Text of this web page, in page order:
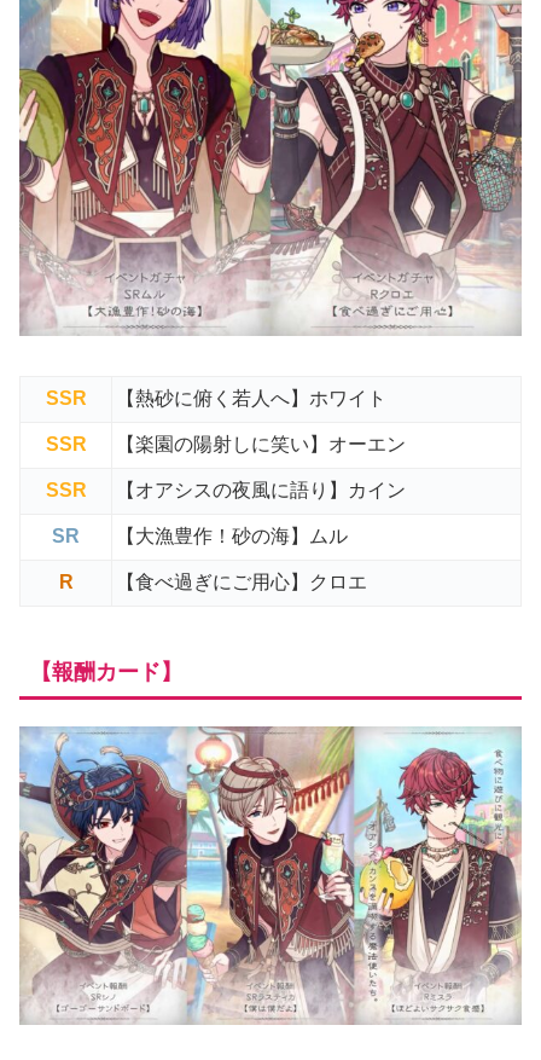
SSR 【熱砂に俯く若人へ】ホワイト
SSR 【楽園の陽射しに笑い】オーエン
SSR 【オアシスの夜風に語り】カイン
SR 【大漁豊作！砂の海】ムル
R 【食べ過ぎにご用心】クロエ
【報酬カード】